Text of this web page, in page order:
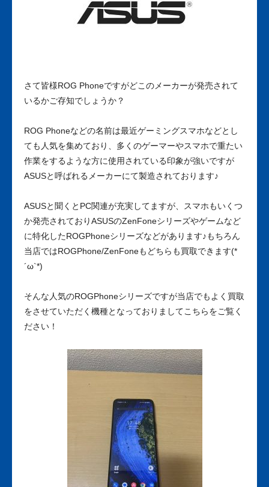
さて皆様ROG Phoneですがどこのメーカーが発売されて
いるかご存知でしょうか？
ROG Phoneなどの名前は最近ゲーミングスマホなどとし
ても人気を集めており、多くのゲーマーやスマホで重たい
作業をするような方に使用されている印象が強いですが
ASUSと呼ばれるメーカーにて製造されております♪
ASUSと聞くとPC関連が充実してますが、スマホもいくつ
か発売されておりASUSのZenFoneシリーズやゲームなど
に特化したROGPhoneシリーズなどがあります♪もちろん
当店ではROGPhone/ZenFoneもどちらも買取できます(*
´ω`*)
そんな人気のROGPhoneシリーズですが当店でもよく買取
をさせていただく機種となっておりましてこちらをご覧く
ださい！